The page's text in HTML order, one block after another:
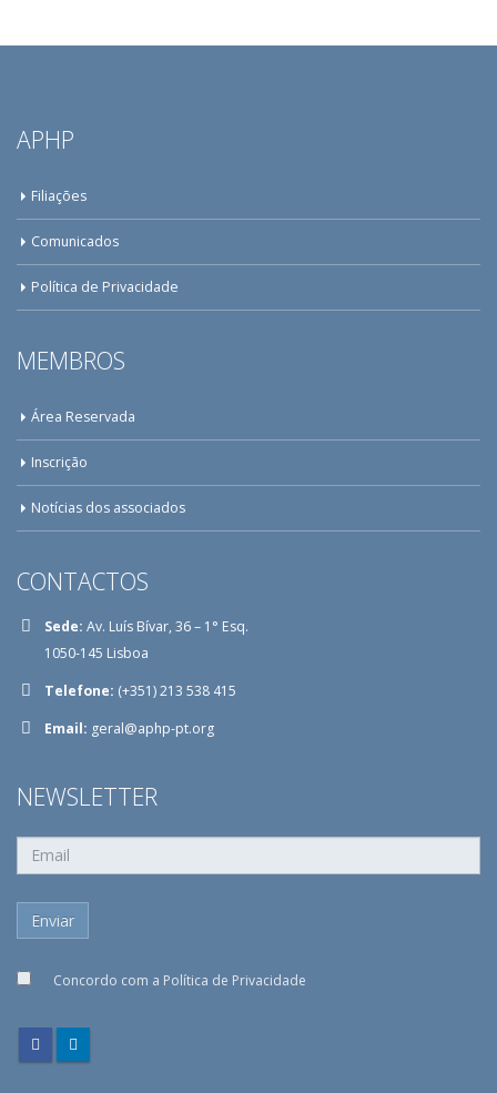
APHP
Filiações
Comunicados
Política de Privacidade
MEMBROS
Área Reservada
Inscrição
Notícias dos associados
CONTACTOS
Sede: Av. Luís Bívar, 36 – 1° Esq.
1050-145 Lisboa
Telefone: (+351) 213 538 415
Email: geral@aphp-pt.org
NEWSLETTER
Concordo com a Política de Privacidade